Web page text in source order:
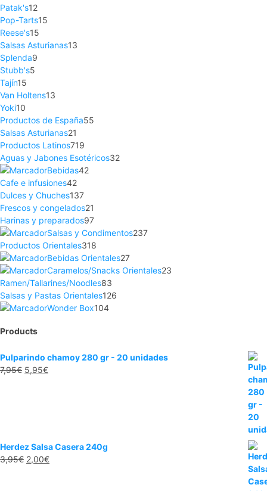
Patak's12
Pop-Tarts15
Reese's15
Salsas Asturianas13
Splenda9
Stubb's5
Tajín15
Van Holtens13
Yoki10
Productos de España55
Salsas Asturianas21
Productos Latinos719
Aguas y Jabones Esotéricos32
Bebidas42
Cafe e infusiones42
Dulces y Chuches137
Frescos y congelados21
Harinas y preparados97
Salsas y Condimentos237
Productos Orientales318
Bebidas Orientales27
Caramelos/Snacks Orientales23
Ramen/Tallarines/Noodles83
Salsas y Pastas Orientales126
Wonder Box104
Products
Pulparindo chamoy 280 gr - 20 unidades
7,95€ 5,95€
Herdez Salsa Casera 240g
3,95€ 2,00€